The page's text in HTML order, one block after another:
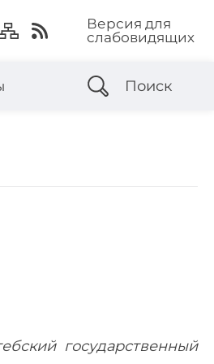
Версия для
слабовидящих
Поиск
государственный